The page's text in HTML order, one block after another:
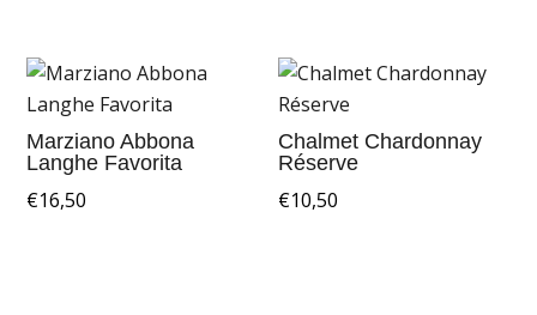
Marziano Abbona
Langhe Favorita
€16,50
Chalmet Chardonnay
Réserve
€10,50